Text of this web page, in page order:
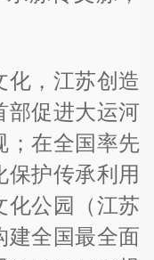
化，江苏创造
部促进大运河
；在全国率先
护传承利用
化公园（江苏
建全国最全面